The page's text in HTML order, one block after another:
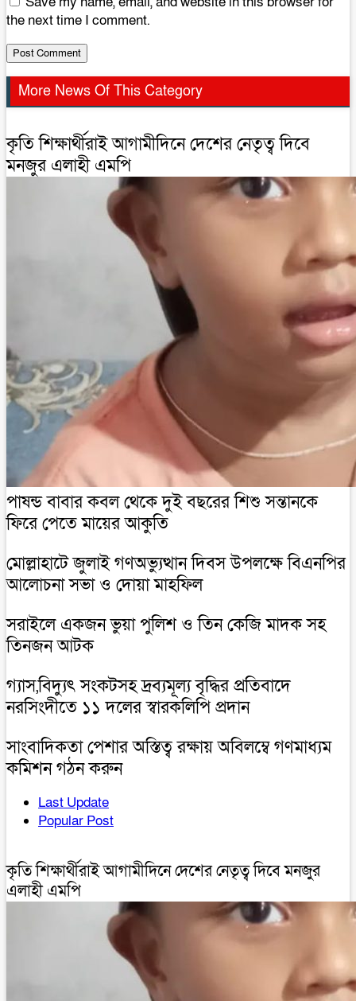
the next time I comment.
More News Of This Category
কৃতি শিক্ষার্থীরাই আগামীদিনে দেশের নেতৃত্ব দিবে
মনজুর এলাহী এমপি
পাষন্ড বাবার কবল থেকে দুই বছরের শিশু সন্তানকে
ফিরে পেতে মায়ের আকুতি
মোল্লাহাটে জুলাই গণঅভ্যুত্থান দিবস উপলক্ষে বিএনপির
আলোচনা সভা ও দোয়া মাহফিল
সরাইলে একজন ভুয়া পুলিশ ও তিন কেজি মাদক সহ
তিনজন আটক
গ্যাস,বিদ্যুৎ সংকটসহ দ্রব্যমূল্য বৃদ্ধির প্রতিবাদে
নরসিংদীতে ১১ দলের স্বারকলিপি প্রদান
সাংবাদিকতা পেশার অস্তিত্ব রক্ষায় অবিলম্বে গণমাধ্যম
কমিশন গঠন করুন
Last Update
Popular Post
কৃতি শিক্ষার্থীরাই আগামীদিনে দেশের নেতৃত্ব দিবে মনজুর
এলাহী এমপি